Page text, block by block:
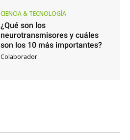
CIENCIA & TECNOLOGÍA
¿Qué son los
neurotransmisores y cuáles
son los 10 más importantes?
Colaborador